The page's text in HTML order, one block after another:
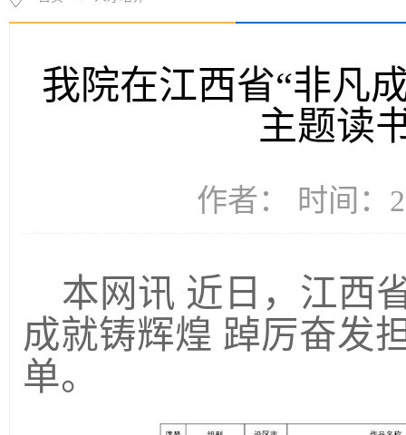
我院在江西省“非凡
主题读
作者： 时间：
本网讯 近日，江西
成就铸辉煌 踔厉奋发
单。